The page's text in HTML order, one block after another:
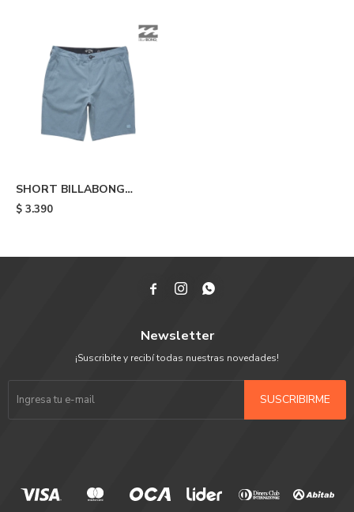
SHORT BILLABONG
CROSSFITE MIDE - Alt
$ 3.390
  
Newsletter
¡Suscribite y recibí todas nuestras novedades!
SUSCRIBIRME